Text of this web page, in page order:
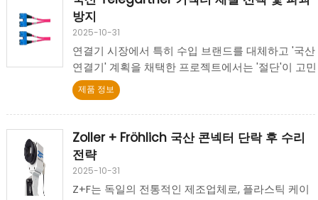
방지
2025-10-31
연결기 시장에서 특히 수입 브랜드를 대체하고 '국산
연결기' 계획을 채택한 프로젝트에서는 '절단'이 고민
거리이지만 쉽게 무시될 수 있는 문제입니다.
제품 정보
Zoller + Fröhlich 국산 콘넥터 단락 후 수리
전략
2025-10-31
Z+F는 독일의 전통적인 제조업체로, 플라스틱 케이